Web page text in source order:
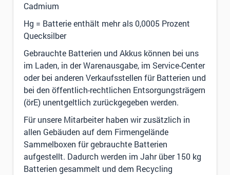
Cadmium
Hg = Batterie enthält mehr als 0,0005 Prozent
Quecksilber
Gebrauchte Batterien und Akkus können bei uns
im Laden, in der Warenausgabe, im Service-Center
oder bei anderen Verkaufsstellen für Batterien und
bei den öffentlich-rechtlichen Entsorgungsträgern
(örE) unentgeltlich zurückgegeben werden.
Für unsere Mitarbeiter haben wir zusätzlich in
allen Gebäuden auf dem Firmengelände
Sammelboxen für gebrauchte Batterien
aufgestellt. Dadurch werden im Jahr über 150 kg
Batterien gesammelt und dem Recycling